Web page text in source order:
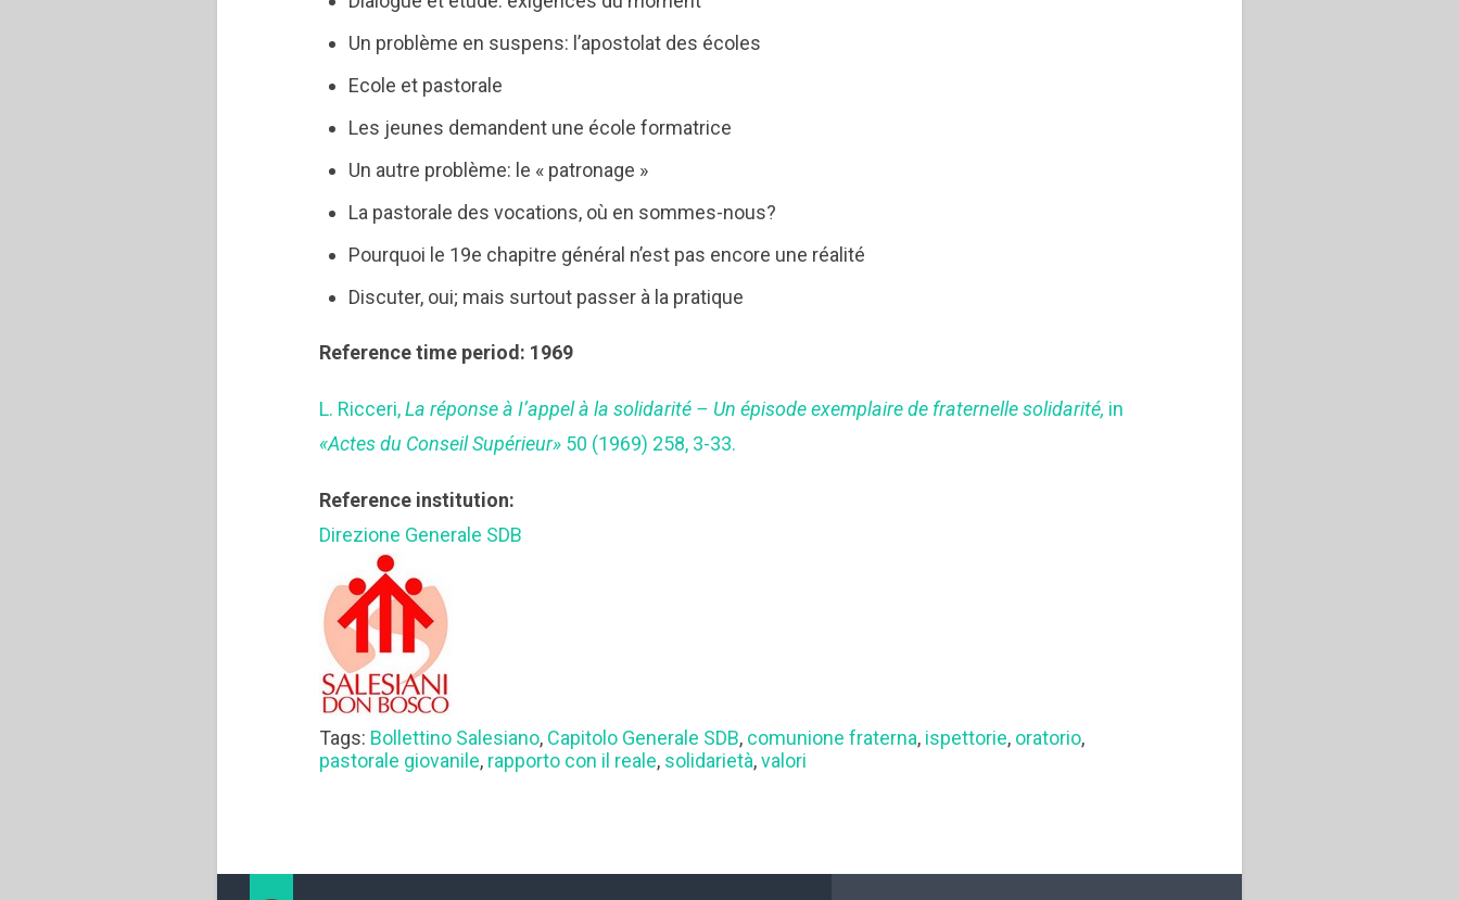
Un problème en suspens: l’apostolat des écoles
Ecole et pastorale
Les jeunes demandent une école formatrice
Un autre problème: le « patronage »
La pastorale des vocations, où en sommes-nous?
Pourquoi le 19e chapitre général n’est pas encore une réalité
Discuter, oui; mais surtout passer à la pratique
Reference time period: 1969
L. Ricceri,La réponse à I’appel à la solidarité – Un épisode exemplaire de fraternelle solidarité, in
«Actes du Conseil Supérieur» 50 (1969) 258, 3-33.
Reference institution:
Direzione Generale SDB
Tags: Bollettino Salesiano, Capitolo Generale SDB, comunione fraterna, ispettorie, oratorio,
pastorale giovanile, rapporto con il reale, solidarietà,valori